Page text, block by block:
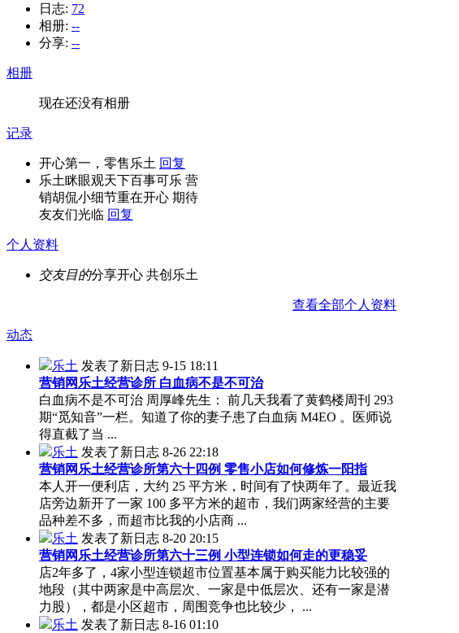
日志: 72
相册: --
分享: --
相册
现在还没有相册
记录
开心第一，零售乐土 回复
乐土眯眼观天下百事可乐 营
销胡侃小细节重在开心 期待
友友们光临 回复
个人资料
交友目的分享开心 共创乐土
查看全部个人资料
动态
乐土 发表了新日志 9-15 18:11
营销网乐土经营诊所 白血病不是不可治
白血病不是不可治 周厚峰先生： 前几天我看了黄鹤楼周刊 293
期“觅知音”一栏。知道了你的妻子患了白血病 M4EO 。医师说
得直截了当 ...
乐土 发表了新日志 8-26 22:18
营销网乐土经营诊所第六十四例 零售小店如何修炼一阳指
本人开一便利店，大约 25 平方米，时间有了快两年了。最近我
店旁边新开了一家 100 多平方米的超市，我们两家经营的主要
品种差不多，而超市比我的小店商 ...
乐土 发表了新日志 8-20 20:15
营销网乐土经营诊所第六十三例 小型连锁如何走的更稳妥
店2年多了，4家小型连锁超市位置基本属于购买能力比较强的
地段（其中两家是中高层次、一家是中低层次、还有一家是潜
力股），都是小区超市，周围竞争也比较少， ...
乐土 发表了新日志 8-16 01:10